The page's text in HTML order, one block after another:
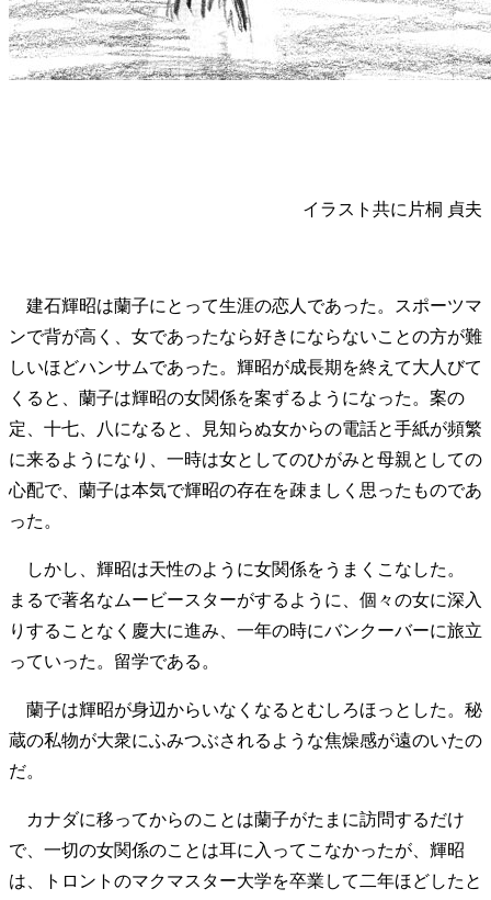
イラスト共に片桐 貞夫
建石輝昭は蘭子にとって生涯の恋人であった。スポーツマ
ンで背が高く、女であったなら好きにならないことの方が難
しいほどハンサムであった。輝昭が成長期を終えて大人びて
くると、蘭子は輝昭の女関係を案ずるようになった。案の
定、十七、八になると、見知らぬ女からの電話と手紙が頻繁
に来るようになり、一時は女としてのひがみと母親としての
心配で、蘭子は本気で輝昭の存在を疎ましく思ったものであ
った。
しかし、輝昭は天性のように女関係をうまくこなした。
まるで著名なムービースターがするように、個々の女に深入
りすることなく慶大に進み、一年の時にバンクーバーに旅立
っていった。留学である。
蘭子は輝昭が身辺からいなくなるとむしろほっとした。秘
蔵の私物が大衆にふみつぶされるような焦燥感が遠のいたの
だ。
カナダに移ってからのことは蘭子がたまに訪問するだけ
で、一切の女関係のことは耳に入ってこなかったが、輝昭
は、トロントのマクマスター大学を卒業して二年ほどしたと